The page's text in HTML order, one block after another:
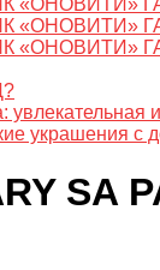
«ОНОВИТИ»
«ОНОВИТИ»
«ОНОВИТИ»
украшения с
SA